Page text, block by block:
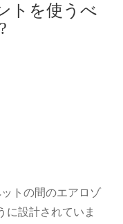
トを使うべ
トの間のエアロゾ
に設計されていま